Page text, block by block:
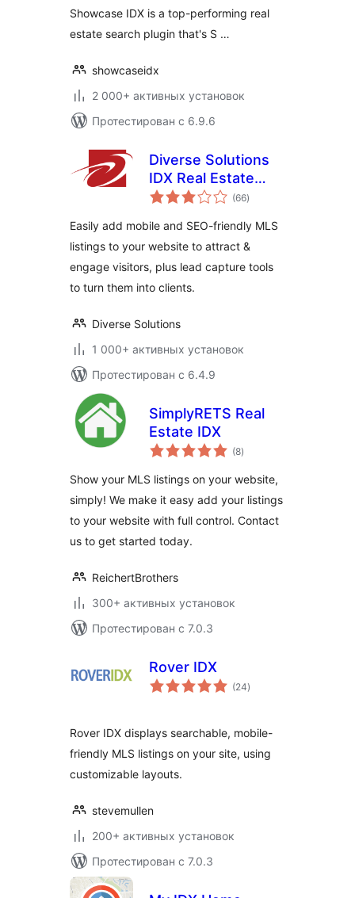
Showcase IDX is a top-performing real
estate search plugin that's S …
showcaseidx
2 000+ активных установок
Протестирован с 6.9.6
Diverse Solutions
IDX Real Estate
Listings & MLS
(66общий
рейтинг
)
Easily add mobile and SEO-friendly MLS
listings to your website to attract &
engage visitors, plus lead capture tools
to turn them into clients.
Diverse Solutions
1 000+ активных установок
Протестирован с 6.4.9
SimplyRETS Real
Estate IDX
(8общий
рейтинг
)
Show your MLS listings on your website,
simply! We make it easy add your listings
to your website with full control. Contact
us to get started today.
ReichertBrothers
300+ активных установок
Протестирован с 7.0.3
Rover IDX
(24общий
рейтинг
)
Rover IDX displays searchable, mobile-
friendly MLS listings on your site, using
customizable layouts.
stevemullen
200+ активных установок
Протестирован с 7.0.3